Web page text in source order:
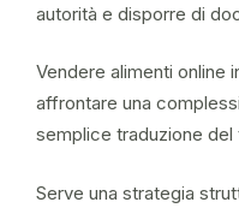
autorità e disporre di
Vendere alimenti online
affrontare una
semplice traduzione del
Serve una strategia